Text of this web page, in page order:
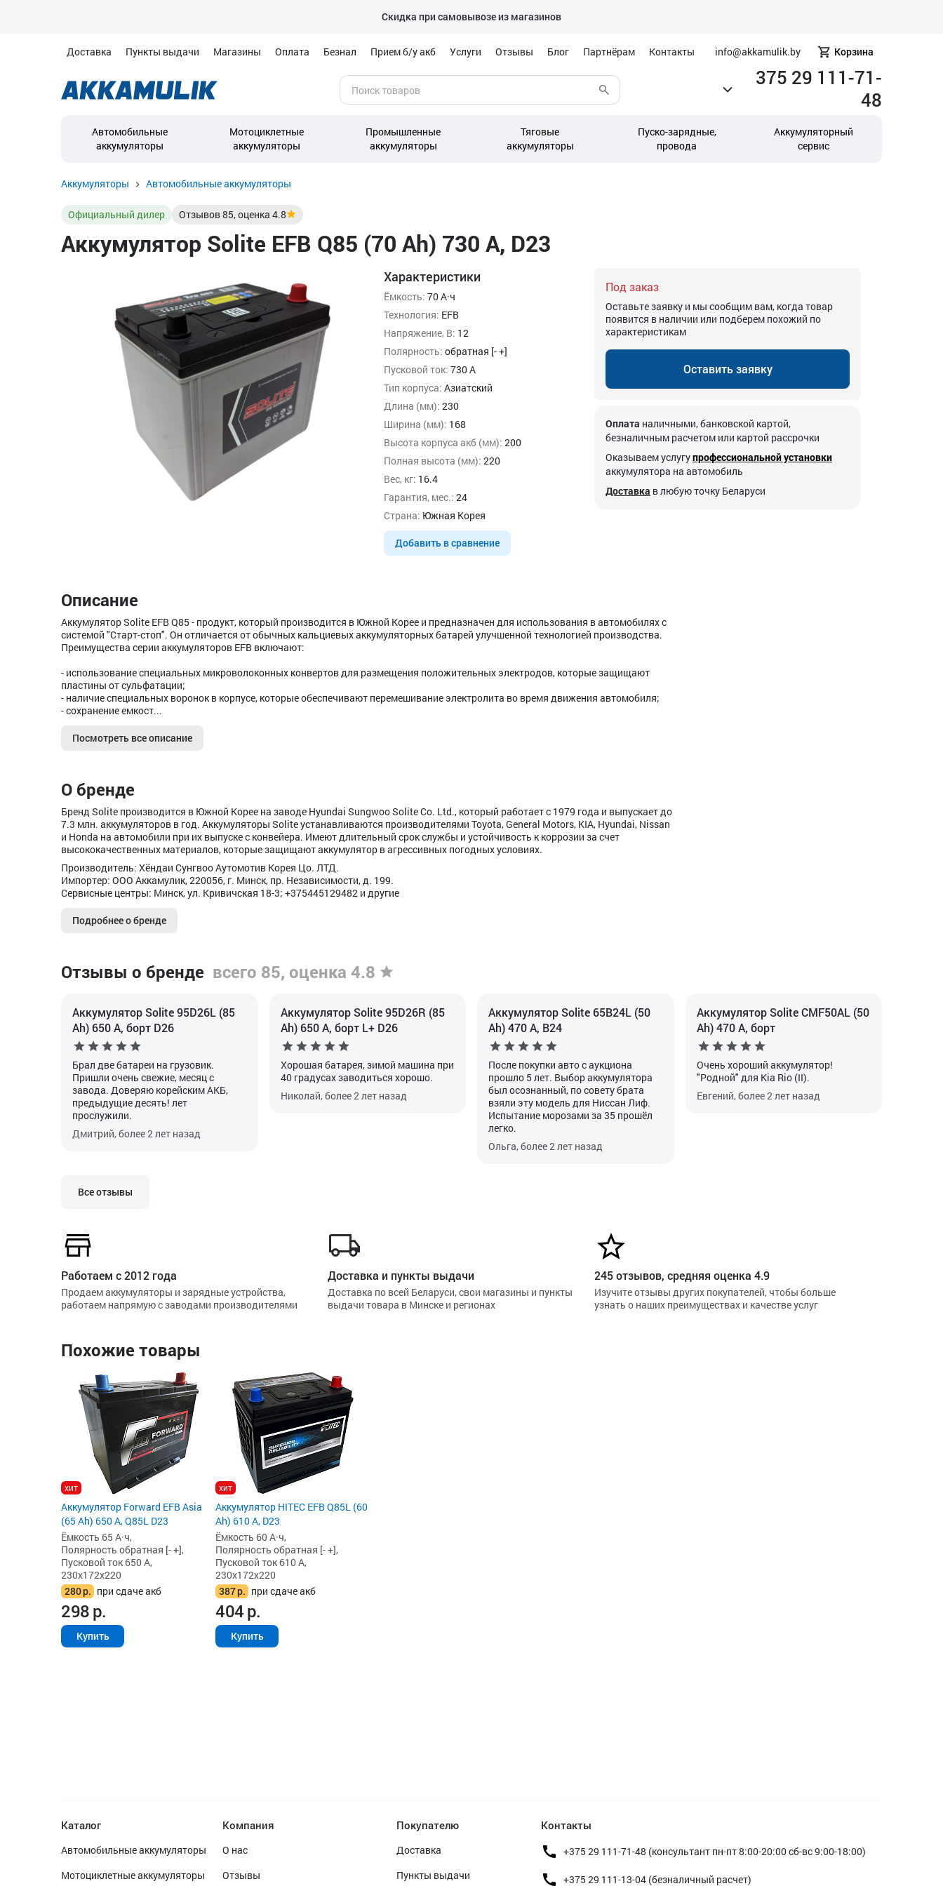
Скидка при самовывозе из магазинов
Доставка Пункты выдачи Магазины Оплата Безнал Прием б/у акб Услуги Отзывы Блог Партнёрам Контакты info@akkamulik.by Корзина
375 29 111-71-
48
Автомобильные
аккумуляторы
Мотоциклетные
аккумуляторы
Промышленные
аккумуляторы
Тяговые
аккумуляторы
Пуско-зарядные,
провода
Аккумуляторный
сервис
Аккумуляторы Автомобильные аккумуляторы
Официальный дилер Отзывов85, оценка 4.8
Аккумулятор Solite EFB Q85 (70 Ah) 730 А, D23
Характеристики
Ёмкость: 70 А·ч
Технология: EFB
Напряжение, В: 12
Полярность: обратная [- +]
Пусковой ток: 730 А
Тип корпуса: Азиатский
Длина (мм): 230
Ширина (мм): 168
Высота корпуса акб (мм): 200
Полная высота (мм): 220
Вес, кг: 16.4
Гарантия, мес.: 24
Страна: Южная Корея
Добавить в сравнение
Под заказ
Оставьте заявку и мы сообщим вам, когда товар
появится в наличии или подберем похожий по
характеристикам
Оставить заявку
Оплата наличными, банковской картой,
безналичным расчетом или картой рассрочки
Оказываем услугупрофессиональной установки
аккумулятора на автомобиль
Доставка в любую точку Беларуси
Описание
Аккумулятор Solite EFB Q85 - продукт, который производится в Южной Корее и предназначен для использования в автомобилях с
системой "Старт-стоп". Он отличается от обычных кальциевых аккумуляторных батарей улучшенной технологией производства.
Преимущества серии аккумуляторов EFB включают:
- использование специальных микроволоконных конвертов для размещения положительных электродов, которые защищают
пластины от сульфатации;
- наличие специальных воронок в корпусе, которые обеспечивают перемешивание электролита во время движения автомобиля;
- сохранение емкост...
Посмотреть все описание
О бренде
Бренд Solite производится в Южной Корее на заводе Hyundai Sungwoo Solite Co. Ltd., который работает с 1979 года и выпускает до
7.3 млн. аккумуляторов в год. Аккумуляторы Solite устанавливаются производителями Toyota, General Motors, KIA, Hyundai, Nissan
и Honda на автомобили при их выпуске с конвейера. Имеют длительный срок службы и устойчивость к коррозии за счет
высококачественных материалов, которые защищают аккумулятор в агрессивных погодных условиях.
Производитель: Хёндаи Сунгвоо Аутомотив Корея Цо. ЛТД.
Импортер: ООО Аккамулик, 220056, г. Минск, пр. Независимости, д. 199.
Сервисные центры: Минск, ул. Кривичская 18-3; +375445129482 и другие
Подробнее о бренде
Отзывы о бренде всего 85, оценка 4.8
Аккумулятор Solite 95D26L (85
Ah) 650 А, борт D26
Брал две батареи на грузовик.
Пришли очень свежие, месяц с
завода. Доверяю корейским АКБ,
предыдущие десять! лет
прослужили.
Дмитрий, более 2 лет назад
Аккумулятор Solite 95D26R (85
Ah) 650 А, борт L+ D26
Хорошая батарея, зимой машина при
40 градусах заводиться хорошо.
Николай, более 2 лет назад
Аккумулятор Solite 65B24L (50
Ah) 470 А, B24
После покупки авто с аукциона
прошло 5 лет. Выбор аккумулятора
был осознанный, по совету брата
взяли эту модель для Ниссан Лиф.
Испытание морозами за 35 прошёл
легко.
Ольга, более 2 лет назад
Аккумулятор Solite CMF50AL (50
Ah) 470 А, борт
Очень хороший аккумулятор!
"Родной" для Kia Rio (II).
Евгений, более 2 лет назад
Все отзывы
Работаем с 2012 года
Продаем аккумуляторы и зарядные устройства,
работаем напрямую с заводами производителями
Доставка и пункты выдачи
Доставка по всей Беларуси, свои магазины и пункты
выдачи товара в Минске и регионах
245 отзывов, средняя оценка 4.9
Изучите отзывы других покупателей, чтобы больше
узнать о наших преимуществах и качестве услуг
Похожие товары
хит
Аккумулятор Forward EFB Asia
(65 Ah) 650 А, Q85L D23
Ёмкость 65 А·ч,
Полярность обратная [- +],
Пусковой ток 650 А,
230x172x220
280р. при сдаче акб
298р.
Купить
хит
Аккумулятор HITEC EFB Q85L (60
Ah) 610 А, D23
Ёмкость 60 А·ч,
Полярность обратная [- +],
Пусковой ток 610 А,
230x172x220
387р. при сдаче акб
404р.
Купить
Каталог
Автомобильные аккумуляторы
Мотоциклетные аккумуляторы
Компания
О нас
Отзывы
Покупателю
Доставка
Пункты выдачи
Контакты
+375 29 111-71-48 (консультант пн-пт 8:00-20:00 сб-вс 9:00-18:00)
+375 29 111-13-04 (безналичный расчет)